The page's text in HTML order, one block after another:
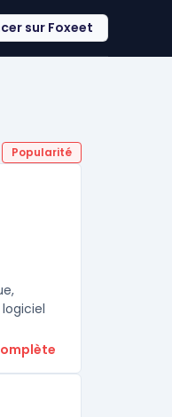
sur Foxeet
Popularité